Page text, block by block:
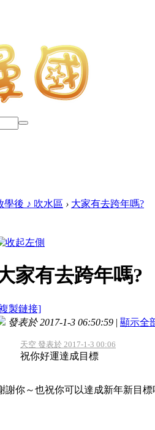
學後 ♪ 吹水區 › 大家有去跨年嗎?
家有去跨年嗎?
製鏈接]
發表於 2017-1-3 06:50:59 | 顯示全
天空 發表於 2017-1-3 00:06
祝你好運達成目標
謝你～也祝你可以達成新年新目標